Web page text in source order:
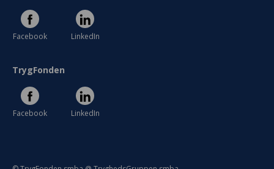
Facebook LinkedIn
TrygFonden
Facebook LinkedIn